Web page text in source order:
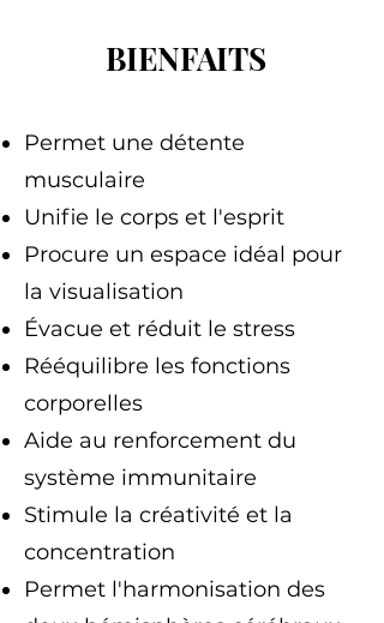
BIENFAITS
Permet une détente
musculaire
Unifie le corps et l'esprit
Procure un espace idéal pour
la visualisation
Évacue et réduit le stress
Rééquilibre les fonctions
corporelles
Aide au renforcement du
système immunitaire
Stimule la créativité et la
concentration
Permet l'harmonisation des